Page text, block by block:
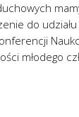
do udziału
młodego